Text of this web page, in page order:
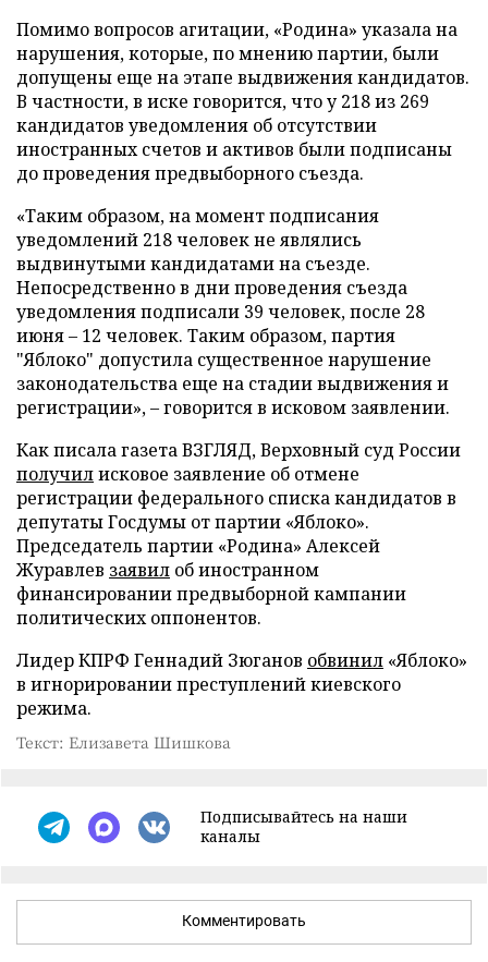
Помимо вопросов агитации, «Родина» указала на
нарушения, которые, по мнению партии, были
допущены еще на этапе выдвижения кандидатов.
В частности, в иске говорится, что у 218 из 269
кандидатов уведомления об отсутствии
иностранных счетов и активов были подписаны
до проведения предвыборного съезда.
«Таким образом, на момент подписания
уведомлений 218 человек не являлись
выдвинутыми кандидатами на съезде.
Непосредственно в дни проведения съезда
уведомления подписали 39 человек, после 28
июня – 12 человек. Таким образом, партия
"Яблоко" допустила существенное нарушение
законодательства еще на стадии выдвижения и
регистрации», – говорится в исковом заявлении.
Как писала газета ВЗГЛЯД, Верховный суд России
получилисковое заявление об отмене
регистрации федерального списка кандидатов в
депутаты Госдумы от партии «Яблоко».
Председатель партии «Родина» Алексей
Журавлев заявил об иностранном
финансировании предвыборной кампании
политических оппонентов.
Лидер КПРФ Геннадий Зюганов обвинил «Яблоко»
в игнорировании преступлений киевского
режима.
Текст: Елизавета Шишкова
Подписывайтесь на наши
каналы
Комментировать